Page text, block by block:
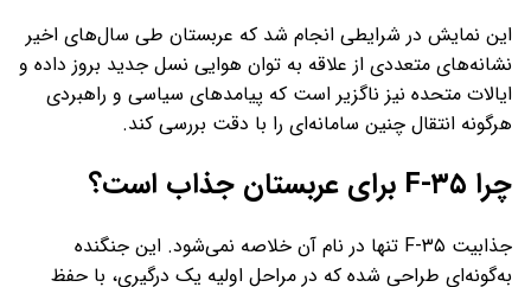
این نمایش در شرایطی انجام شد که عربستان طی سال‌های اخیر
نشانه‌های متعددی از علاقه به توان هوایی نسل جدید بروز داده و
ایالات متحده نیز ناگزیر است که پیامدهای سیاسی و راهبردی
هرگونه انتقال چنین سامانه‌ای را با دقت بررسی کند.
چرا F-۳۵ برای عربستان جذاب است؟
جذابیت F-۳۵ تنها در نام آن خلاصه نمی‌شود. این جنگنده
به‌گونه‌ای طراحی شده که در مراحل اولیه یک درگیری، با حفظ